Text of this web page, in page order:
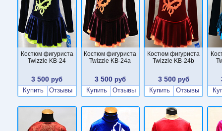
Костюм фигуриста
Twizzle KB-24
3 500 руб
Купить
Отзывы
Костюм фигуриста
Twizzle KB-24a
3 500 руб
Купить
Отзывы
Костюм фигуриста
Twizzle KB-24b
3 500руб
Купить
Отзывы